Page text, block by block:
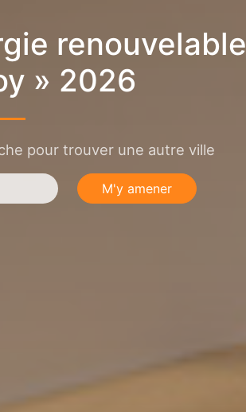
renouvelable
» 2026
pour trouver une autre ville
M'y amener